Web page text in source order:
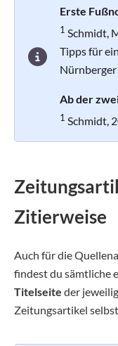
Erste
1 Schmidt,
Tipps für
Nürnberger
Ab der
1 Schmidt,
Zitierweise
Auch für die
findest du sämtliche
Titelseite der
Zeitungsartikel